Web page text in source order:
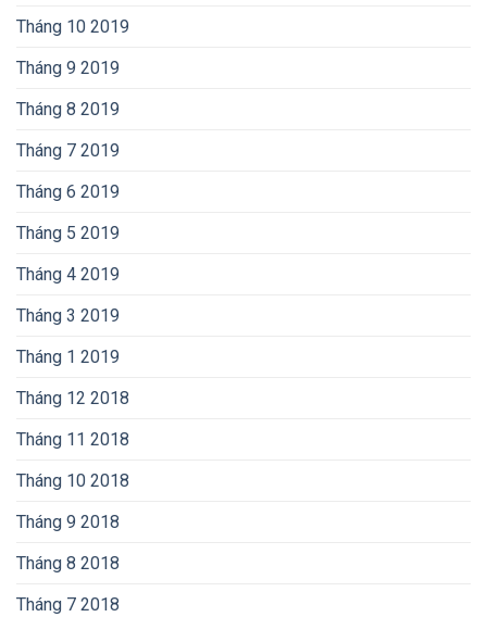
Tháng 10 2019
Tháng 9 2019
Tháng 8 2019
Tháng 7 2019
Tháng 6 2019
Tháng 5 2019
Tháng 4 2019
Tháng 3 2019
Tháng 1 2019
Tháng 12 2018
Tháng 11 2018
Tháng 10 2018
Tháng 9 2018
Tháng 8 2018
Tháng 7 2018